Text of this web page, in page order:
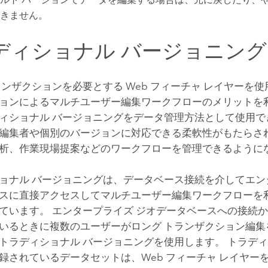
ません。
ィショナル バージョニング
ザクションを必要とする Web フィーチャ レイヤーを
ンによるマルチユーザー編集ワークフローのメリットを
ショナル バージョニングをデータ管理方法として使用
集者や個別のバージョンに対応できる柔軟性がもたらさ
、作業現場提案などのワークフローを管理できるように
ナル バージョニングは、データベース接続を介してエ
に直接アクセスしてマルチユーザー編集ワークフローを
います。 エンタープライズ ジオデータベースへの接続
るときに複数のユーザーがロング トランザクション編
ラディショナル バージョニングを使用します。 トラデ
されているデータセットは、Web フィーチャ レイヤー